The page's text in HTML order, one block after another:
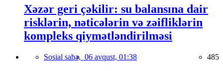
Xəzər geri çəkilir: su balansına dair
risklərin, nəticələrin və zəifliklərin
kompleks qiymətləndirilməsi
Sosial sahə, 06 avqust, 01:38 485